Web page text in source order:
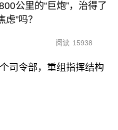
公里的“巨炮”，治得了
虑”吗？
阅读 15938
司令部，重组指挥结构